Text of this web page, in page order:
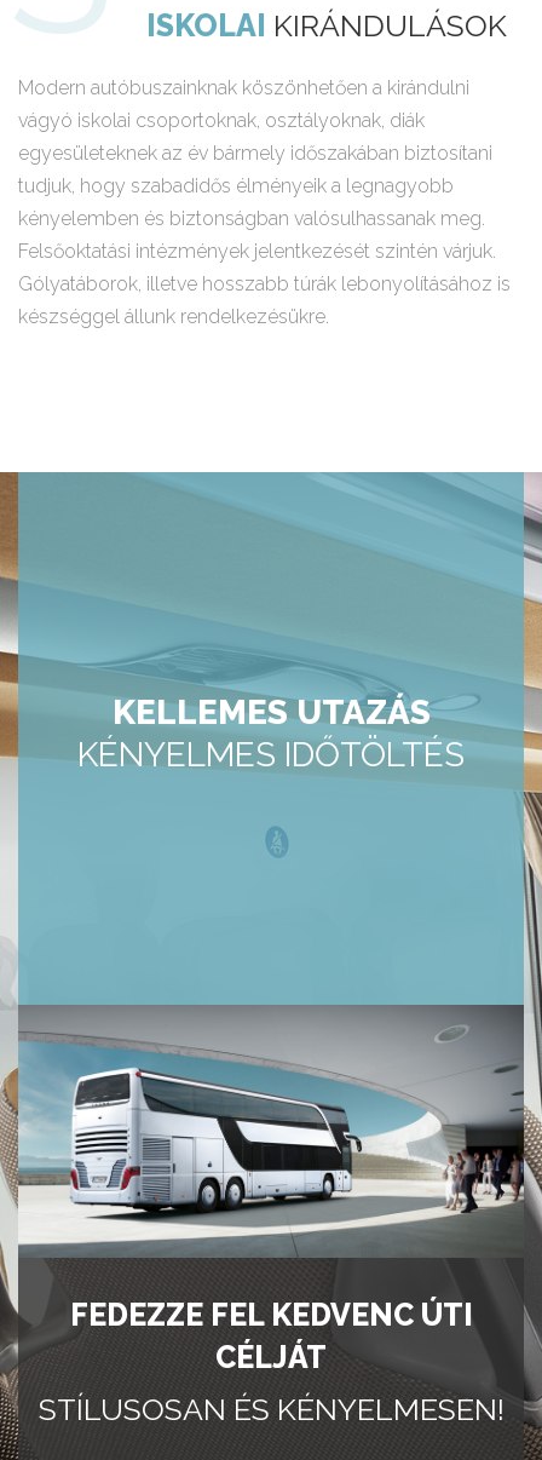
ISKOLAI KIRÁNDULÁSOK
Modern autóbuszainknak köszönhetően a kirándulni
vágyó iskolai csoportoknak, osztályoknak, diák
egyesületeknek az év bármely időszakában biztosítani
tudjuk, hogy szabadidős élményeik a legnagyobb
kényelemben és biztonságban valósulhassanak meg.
Felsőoktatási intézmények jelentkezését szintén várjuk.
Gólyatáborok, illetve hosszabb túrák lebonyolításához is
készséggel állunk rendelkezésükre.
KELLEMES UTAZÁS
KÉNYELMES IDŐTÖLTÉS
FEDEZZE FEL KEDVENC ÚTI
CÉLJÁT
STÍLUSOSAN ÉS KÉNYELMESEN!